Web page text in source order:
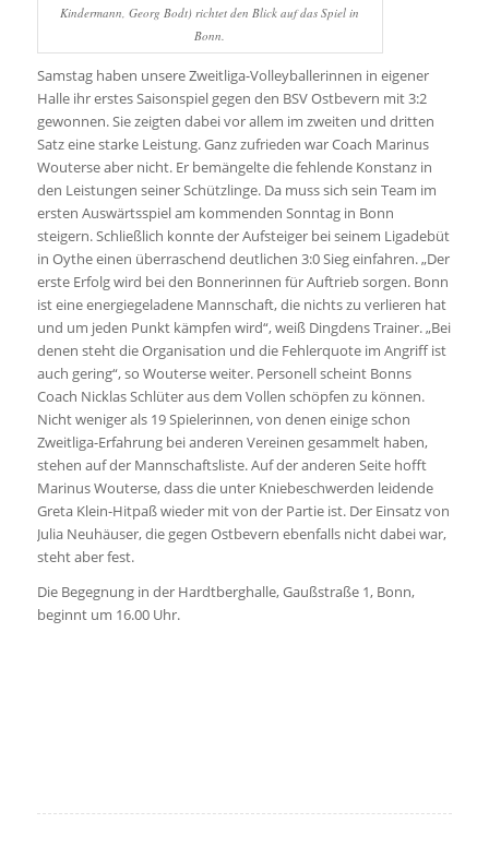
Kindermann, Georg Bodt) richtet den Blick auf das Spiel in
Bonn.
Samstag haben unsere Zweitliga-Volleyballerinnen in eigener
Halle ihr erstes Saisonspiel gegen den BSV Ostbevern mit 3:2
gewonnen. Sie zeigten dabei vor allem im zweiten und dritten
Satz eine starke Leistung. Ganz zufrieden war Coach Marinus
Wouterse aber nicht. Er bemängelte die fehlende Konstanz in
den Leistungen seiner Schützlinge. Da muss sich sein Team im
ersten Auswärtsspiel am kommenden Sonntag in Bonn
steigern. Schließlich konnte der Aufsteiger bei seinem Ligadebüt
in Oythe einen überraschend deutlichen 3:0 Sieg einfahren. „Der
erste Erfolg wird bei den Bonnerinnen für Auftrieb sorgen. Bonn
ist eine energiegeladene Mannschaft, die nichts zu verlieren hat
und um jeden Punkt kämpfen wird“, weiß Dingdens Trainer. „Bei
denen steht die Organisation und die Fehlerquote im Angriff ist
auch gering“, so Wouterse weiter. Personell scheint Bonns
Coach Nicklas Schlüter aus dem Vollen schöpfen zu können.
Nicht weniger als 19 Spielerinnen, von denen einige schon
Zweitliga-Erfahrung bei anderen Vereinen gesammelt haben,
stehen auf der Mannschaftsliste. Auf der anderen Seite hofft
Marinus Wouterse, dass die unter Kniebeschwerden leidende
Greta Klein-Hitpaß wieder mit von der Partie ist. Der Einsatz von
Julia Neuhäuser, die gegen Ostbevern ebenfalls nicht dabei war,
steht aber fest.
Die Begegnung in der Hardtberghalle, Gaußstraße 1, Bonn,
beginnt um 16.00 Uhr.